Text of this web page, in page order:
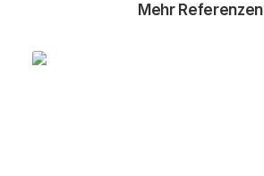
Mehr Referenzen